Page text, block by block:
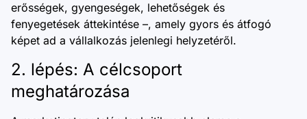
erősségek, gyengeségek, lehetőségek és
fenyegetések áttekintése –, amely gyors és átfogó
képet ad a vállalkozás jelenlegi helyzetéről.
2. lépés: A célcsoport
meghatározása